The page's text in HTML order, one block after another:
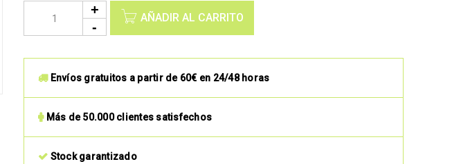
AÑADIR AL CARRITO
Envíos gratuitos a partir de 60€ en 24/48 horas
Más de 50.000 clientes satisfechos
Stock garantizado